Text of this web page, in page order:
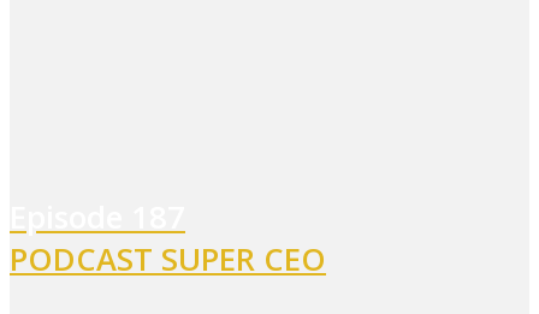
PODCAST SUPER CEO